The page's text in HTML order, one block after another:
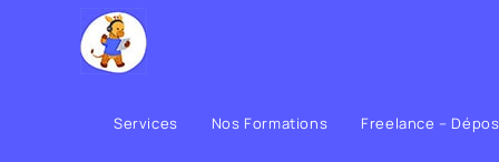
Services Nos Formations Freelance –